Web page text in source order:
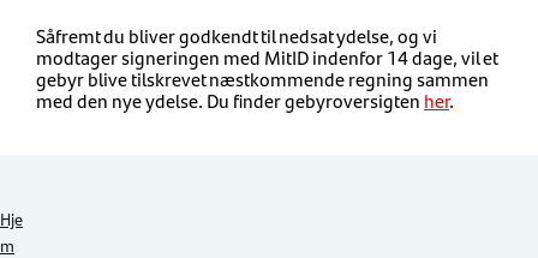
Såfremt du bliver godkendt til nedsat ydelse, og vi
modtager signeringen med MitIDindenfor 14 dage, vil et
gebyr blive tilskrevet næstkommende regning sammen
med den nye ydelse. Du finder gebyroversigten her.
Hje
m